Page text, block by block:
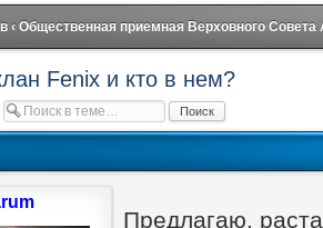
‹ Общественная приемная Верховного Совета
Fenix и кто в нем?
Предлагаю,